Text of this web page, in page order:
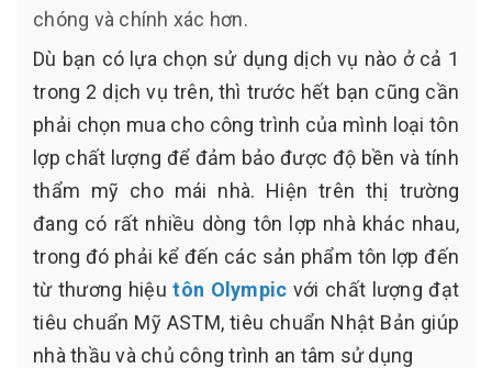
chóng và chính xác hơn.
Dù bạn có lựa chọn sử dụng dịch vụ nào ở cả 1
trong 2 dịch vụ trên, thì trước hết bạn cũng cần
phải chọn mua cho công trình của mình loại tôn
lợp chất lượng để đảm bảo được độ bền và tính
thẩm mỹ cho mái nhà. Hiện trên thị trường
đang có rất nhiều dòng tôn lợp nhà khác nhau,
trong đó phải kể đến các sản phẩm tôn lợp đến
từ thương hiệu tôn Olympic với chất lượng đạt
tiêu chuẩn Mỹ ASTM, tiêu chuẩn Nhật Bản giúp
nhà thầu và chủ công trình an tâm sử dụng